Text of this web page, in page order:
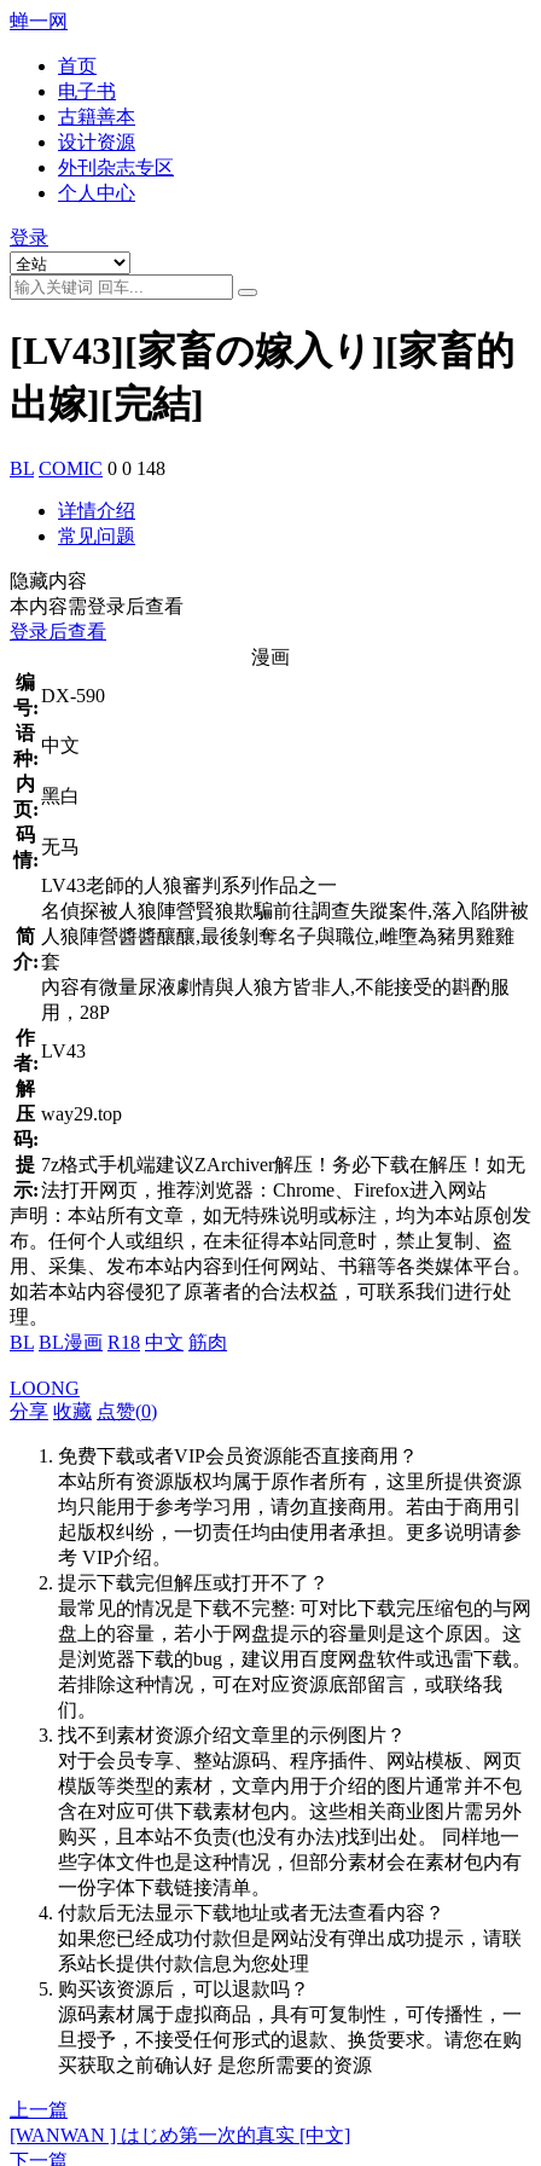
蝉一网
首页
电子书
古籍善本
设计资源
外刊杂志专区
个人中心
登录
[LV43][家畜の嫁入り][家畜的
出嫁][完結]
BL COMIC 0 0 148
详情介绍
常见问题
隐藏内容
本内容需登录后查看
登录后查看
漫画
编
号:
DX-590
语
种:
中文
内
页:
黑白
码
情:
无马
简
介:
LV43老師的人狼審判系列作品之一
名偵探被人狼陣營賢狼欺騙前往調查失蹤案件,落入陷阱被
人狼陣營醬醬釀釀,最後剝奪名子與職位,雌墮為豬男雞雞
套
內容有微量尿液劇情與人狼方皆非人,不能接受的斟酌服
用，28P
作
者:
LV43
解
压
码:
way29.top
提
示:
7z格式手机端建议ZArchiver解压！务必下载在解压！如无
法打开网页，推荐浏览器：Chrome、Firefox进入网站
声明：本站所有文章，如无特殊说明或标注，均为本站原创发
布。任何个人或组织，在未征得本站同意时，禁止复制、盗
用、采集、发布本站内容到任何网站、书籍等各类媒体平台。
如若本站内容侵犯了原著者的合法权益，可联系我们进行处
理。
BL BL漫画 R18 中文 筋肉
LOONG
分享 收藏 点赞(0)
免费下载或者VIP会员资源能否直接商用？
本站所有资源版权均属于原作者所有，这里所提供资源
均只能用于参考学习用，请勿直接商用。若由于商用引
起版权纠纷，一切责任均由使用者承担。更多说明请参
考 VIP介绍。
提示下载完但解压或打开不了？
最常见的情况是下载不完整: 可对比下载完压缩包的与网
盘上的容量，若小于网盘提示的容量则是这个原因。这
是浏览器下载的bug，建议用百度网盘软件或迅雷下载。
若排除这种情况，可在对应资源底部留言，或联络我
们。
找不到素材资源介绍文章里的示例图片？
对于会员专享、整站源码、程序插件、网站模板、网页
模版等类型的素材，文章内用于介绍的图片通常并不包
含在对应可供下载素材包内。这些相关商业图片需另外
购买，且本站不负责(也没有办法)找到出处。 同样地一
些字体文件也是这种情况，但部分素材会在素材包内有
一份字体下载链接清单。
付款后无法显示下载地址或者无法查看内容？
如果您已经成功付款但是网站没有弹出成功提示，请联
系站长提供付款信息为您处理
购买该资源后，可以退款吗？
源码素材属于虚拟商品，具有可复制性，可传播性，一
旦授予，不接受任何形式的退款、换货要求。请您在购
买获取之前确认好 是您所需要的资源
上一篇
[WANWAN ] はじめ第一次的真实 [中文]
下一篇